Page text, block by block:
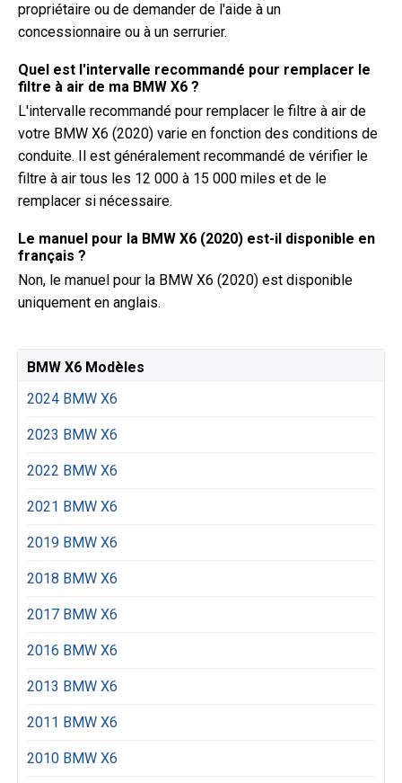
propriétaire ou de demander de l'aide à un
concessionnaire ou à un serrurier.
Quel est l'intervalle recommandé pour remplacer le
filtre à air de ma BMW X6 ?
L'intervalle recommandé pour remplacer le filtre à air de
votre BMW X6 (2020) varie en fonction des conditions de
conduite. Il est généralement recommandé de vérifier le
filtre à air tous les 12 000 à 15 000 miles et de le
remplacer si nécessaire.
Le manuel pour la BMW X6 (2020) est-il disponible en
français ?
Non, le manuel pour la BMW X6 (2020) est disponible
uniquement en anglais.
BMW X6 Modèles
2024 BMW X6
2023 BMW X6
2022 BMW X6
2021 BMW X6
2019 BMW X6
2018 BMW X6
2017 BMW X6
2016 BMW X6
2013 BMW X6
2011 BMW X6
2010 BMW X6